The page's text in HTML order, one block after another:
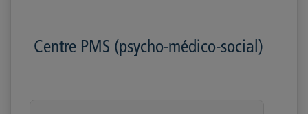
Centre PMS (psycho-médico-social)